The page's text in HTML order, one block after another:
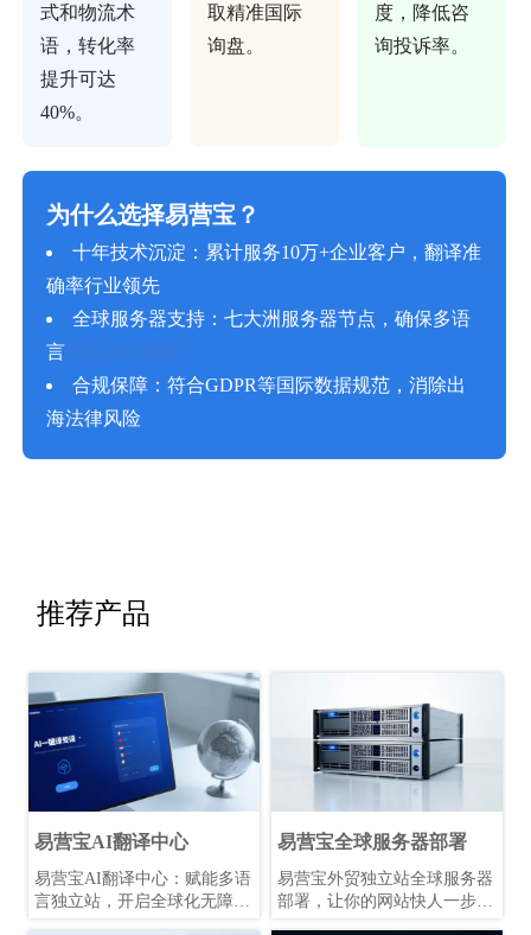
式和物流术
语，转化率
提升可达
40%。
取精准国际
询盘。
度，降低咨
询投诉率。
为什么选择易营宝？
十年技术沉淀：累计服务10万+企业客户，翻译准
确率行业领先
全球服务器支持：七大洲服务器节点，确保多语
言网站加载速度
合规保障：符合GDPR等国际数据规范，消除出
海法律风险
推荐产品
易营宝AI翻译中心
易营宝AI翻译中心：赋能多语
言独立站，开启全球化无障碍
易营宝全球服务器部署
易营宝外贸独立站全球服务器
部署，让你的网站快人一步！